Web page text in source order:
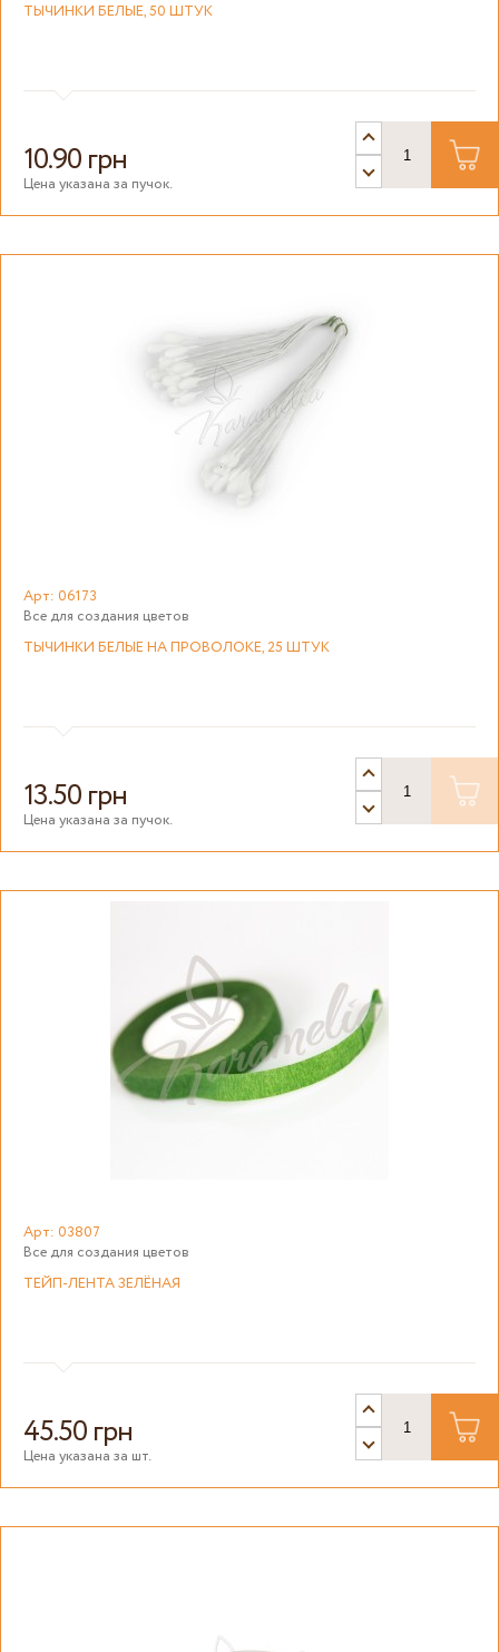
ТЫЧИНКИ БЕЛЫЕ, 50 ШТУК
10.90 грн
Цена указана за пучок.
Арт: 06173
Все для создания цветов
ТЫЧИНКИ БЕЛЫЕ НА ПРОВОЛОКЕ, 25 ШТУК
13.50 грн
Цена указана за пучок.
Арт: 03807
Все для создания цветов
ТЕЙП-ЛЕНТА ЗЕЛЁНАЯ
45.50 грн
Цена указана за шт.